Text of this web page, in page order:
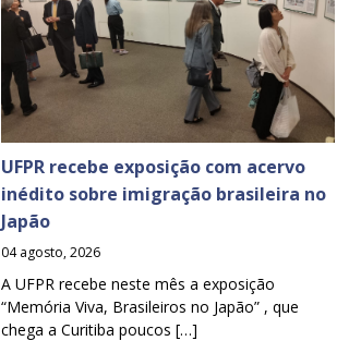
UFPR recebe exposição com acervo
inédito sobre imigração brasileira no
Japão
04 agosto, 2026
A UFPR recebe neste mês a exposição
“Memória Viva, Brasileiros no Japão” , que
chega a Curitiba poucos […]